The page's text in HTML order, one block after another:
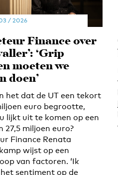
/ 2026
Finance over
‘Grip
moeten we
doen’
het dat de UT een tekort
euro begrootte,
lijkt uit te komen op een
27,5 miljoen euro?
Finance Renata
wijst op een
van factoren. ‘Ik
sentiment op de